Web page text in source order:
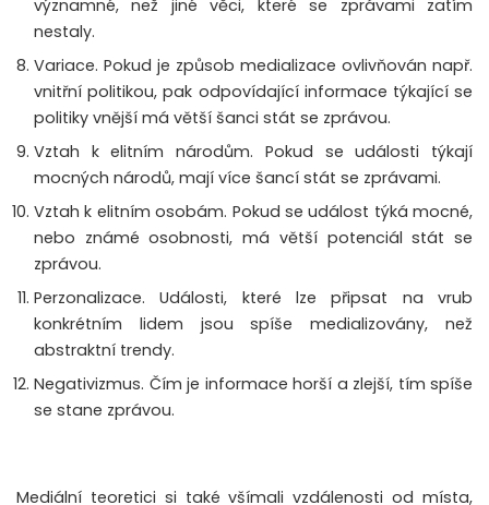
významné, než jiné věci, které se zprávami zatím
nestaly.
Variace. Pokud je způsob medializace ovlivňován např.
vnitřní politikou, pak odpovídající informace týkající se
politiky vnější má větší šanci stát se zprávou.
Vztah k elitním národům. Pokud se události týkají
mocných národů, mají více šancí stát se zprávami.
Vztah k elitním osobám. Pokud se událost týká mocné,
nebo známé osobnosti, má větší potenciál stát se
zprávou.
Perzonalizace. Události, které lze připsat na vrub
konkrétním lidem jsou spíše medializovány, než
abstraktní trendy.
Negativizmus. Čím je informace horší a zlejší, tím spíše
se stane zprávou.
Mediální teoretici si také všímali vzdálenosti od místa,